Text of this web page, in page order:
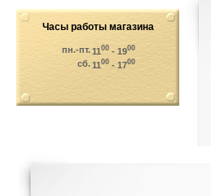
Часы работы магазина
пн.-пт.1100 - 1900
сб.1100 - 1700